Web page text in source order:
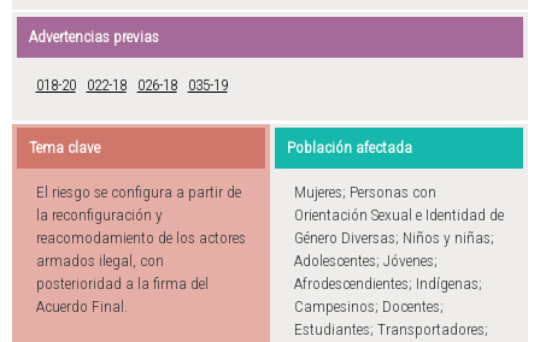
Advertencias previas
018-20 022-18 026-18 035-19
Tema clave
El riesgo se configura a partir de
la reconfiguración y
reacomodamiento de los actores
armados ilegal, con
posterioridad a la firma del
Acuerdo Final.
Población afectada
Mujeres; Personas con
Orientación Sexual e Identidad de
Género Diversas; Niños y niñas;
Adolescentes; Jóvenes;
Afrodescendientes; Indígenas;
Campesinos; Docentes;
Estudiantes; Transportadores;